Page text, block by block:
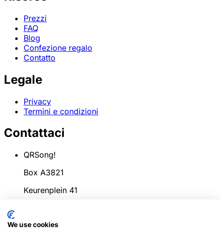
Prezzi
FAQ
Blog
Confezione regalo
Contatto
Legale
Privacy
Termini e condizioni
Contattaci
QRSong!
Box A3821
Keurenplein 41
Paesi Bassi
We use cookies